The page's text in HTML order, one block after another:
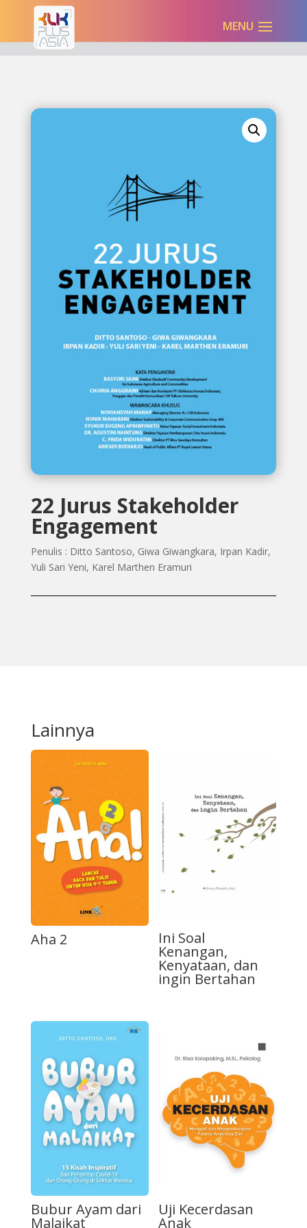
22 Jurus Stakeholder
Engagement
Penulis : Ditto Santoso, Giwa Giwangkara, Irpan Kadir,
Yuli Sari Yeni, Karel Marthen Eramuri
Lainnya
Aha 2 Ini Soal
Kenangan,
Kenyataan, dan
ingin Bertahan
Bubur Ayam dari
Malaikat
Uji Kecerdasan
Anak